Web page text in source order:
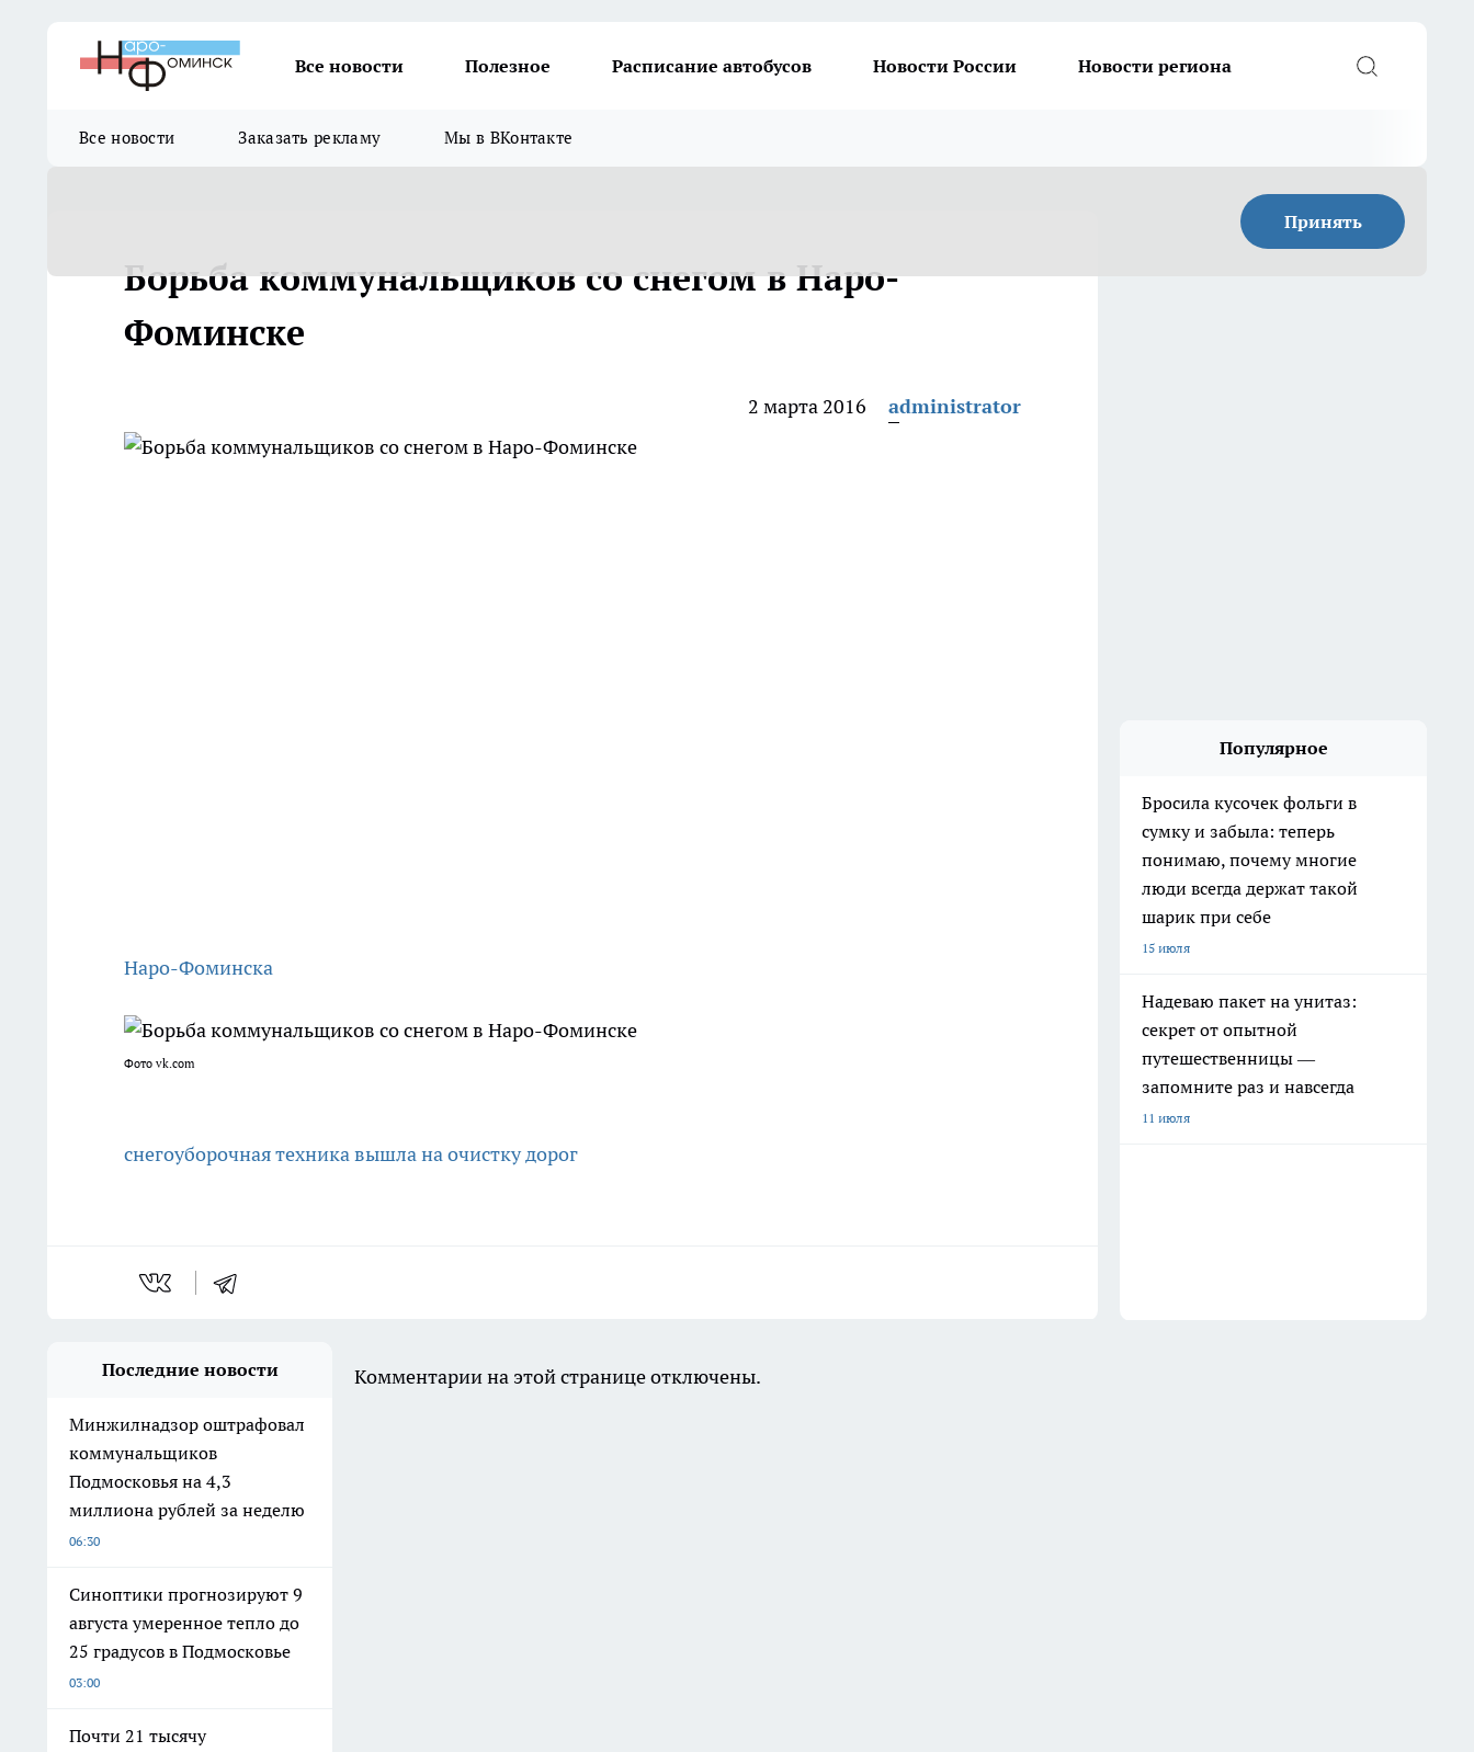
Все новости Полезное Расписание автобусов Новости России Новости региона
Все новости Заказать рекламу Мы в ВКонтакте
Принять
Борьба коммунальщиков со снегом в Наро-
Фоминске
2 марта 2016 administrator
Наро-Фоминска
Фото vk.com
снегоуборочная техника вышла на очистку дорог
Популярное
Бросила кусочек фольги в
сумку и забыла: теперь
понимаю, почему многие
люди всегда держат такой
шарик при себе
15 июля
Надеваю пакет на унитаз:
секрет от опытной
путешественницы —
запомните раз и навсегда
11 июля
Последние новости
Минжилнадзор оштрафовал
коммунальщиков
Подмосковья на 4,3
миллиона рублей за неделю
06:30
Синоптики прогнозируют 9
августа умеренное тепло до
25 градусов в Подмосковье
03:00
Почти 21 тысячу
Комментарии на этой странице отключены.